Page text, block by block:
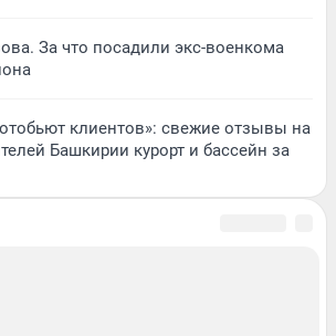
За что посадили экс-военкома
клиентов»: свежие отзывы на
Башкирии курорт и бассейн за